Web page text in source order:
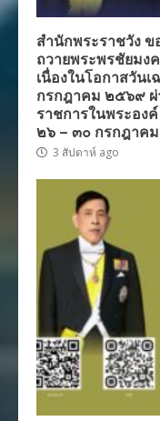
สำนักพระราชวัง
ถวายพระพรชัยมง
เนื่องในโอกาสวัน
กรกฎาคม ๒๕๖๙ ผ่
ราชการในพระองค์
๒๖ – ๓๐ กรกฎาค
3 สัปดาห์ ago